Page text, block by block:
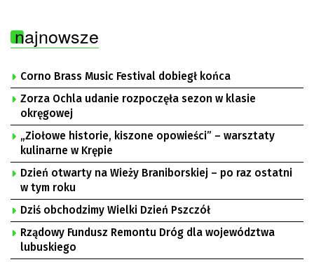
najnowsze
Corno Brass Music Festival dobiegł końca
Zorza Ochla udanie rozpoczęła sezon w klasie
okręgowej
„Ziołowe historie, kiszone opowieści” – warsztaty
kulinarne w Krępie
Dzień otwarty na Wieży Braniborskiej – po raz ostatni
w tym roku
Dziś obchodzimy Wielki Dzień Pszczół
Rządowy Fundusz Remontu Dróg dla województwa
lubuskiego